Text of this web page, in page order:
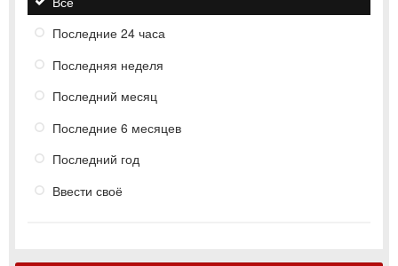
Последние 24 часа
Последняя неделя
Последний месяц
Последние 6 месяцев
Последний год
Ввести своё